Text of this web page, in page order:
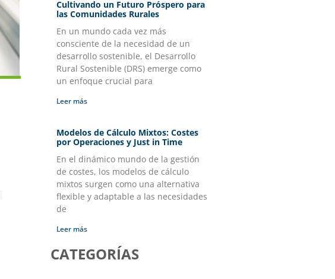
Cultivando un Futuro Próspero para
las Comunidades Rurales
En un mundo cada vez más
consciente de la necesidad de un
desarrollo sostenible, el Desarrollo
Rural Sostenible (DRS) emerge como
un enfoque crucial para
Leer más
Modelos de Cálculo Mixtos: Costes
por Operaciones y Just in Time
En el dinámico mundo de la gestión
de costes, los modelos de cálculo
mixtos surgen como una alternativa
flexible y adaptable a las necesidades
de
Leer más
CATEGORÍAS